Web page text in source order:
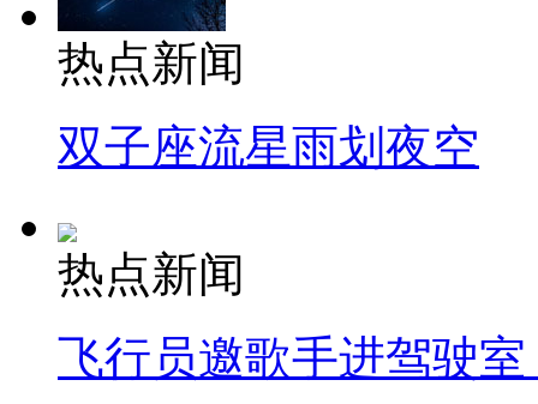
热点新闻
双子座流星雨划夜空
热点新闻
飞行员邀歌手进驾驶